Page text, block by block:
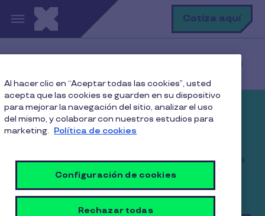
Pasar al contenido principal Cotiza aquí
Pluxee Beneficios
Pluxee Beneficios
digital práctico y seguro ¡Pluxee Beneficios brinda
la libertad de elegir lo que realmente tus
colaboradores desean!
Al hacer clic en “Aceptar todas las cookies”, usted
acepta que las cookies se guarden en su dispositivo
para mejorar la navegación del sitio, analizar el uso
del mismo, y colaborar con nuestros estudios para
marketing. Política de cookies
Configuración de cookies
Rechazar todas